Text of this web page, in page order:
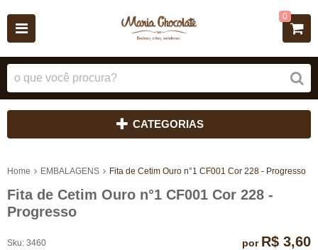
0
CATEGORIAS
Home EMBALAGENS Fita de Cetim Ouro n°1 CF001 Cor 228 - Progresso
Fita de Cetim Ouro n°1 CF001 Cor 228 -
Progresso
Sku: 3460
por R$ 3,60